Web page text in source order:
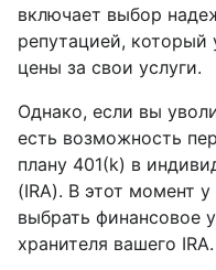
включает выбор
репутацией, который
цены за свои услуги.
Однако, если вы
есть возможность
плану 401(k) в
(IRA). В этот момент
выбрать финансовое
хранителя вашего IRA.